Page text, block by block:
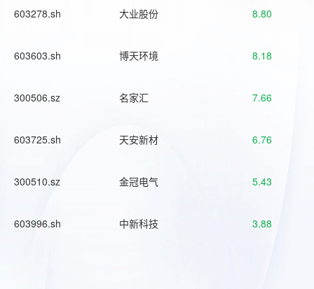
603278.sh 大业股份 8.80
603603.sh 博天环境 8.18
300506.sz 名家汇 7.66
603725.sh 天安新材 6.76
300510.sz 金冠电气 5.43
603996.sh 中新科技 3.88